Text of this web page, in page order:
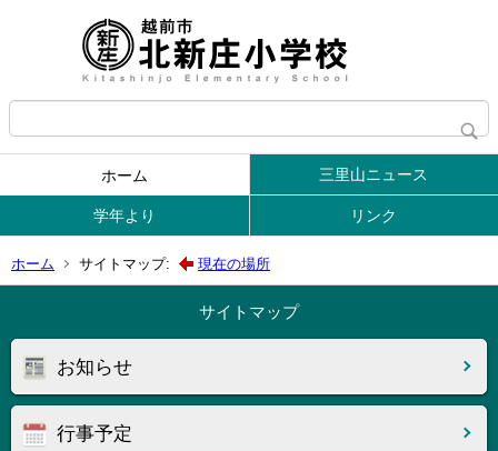
ホーム 三里山ニュース
学年より リンク
ホーム サイトマップ: 現在の場所
サイトマップ
お知らせ
行事予定